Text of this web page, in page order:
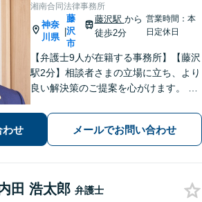
湘南合同法律事務所
神奈
川県
|
藤
沢
市
藤沢駅 から
徒歩2分
営業時間：本
日定休日
【弁護士9人が在籍する事務所】【藤沢
駅2分】相談者さまの立場に立ち、より
良い解決策のご提案を心がけます。 刑
言、 労働・雇用、 企業法務など幅広く
対応できます。お気軽にご相談くださ
い。
わせ メールでお問い合わせ
田 浩太郎 弁護士